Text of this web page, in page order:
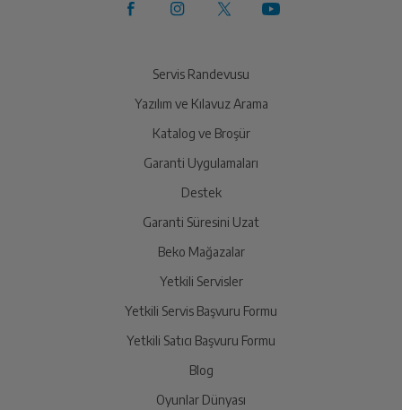
Servis Randevusu
Yazılım ve Kılavuz Arama
Katalog ve Broşür
Garanti Uygulamaları
Destek
Garanti Süresini Uzat
Beko Mağazalar
Yetkili Servisler
Yetkili Servis Başvuru Formu
Yetkili Satıcı Başvuru Formu
Blog
Oyunlar Dünyası